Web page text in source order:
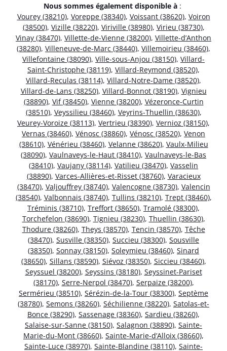
Nous sommes également disponible à :
Vourey (38210), Voreppe (38340), Voissant (38620), Voiron
(38500), Vizille (38220), Viriville (38980), Virieu (38730),
Vinay (38470), Villette-de-Vienne (38200), Villette-d’Anthon
(38280), Villeneuve-de-Marc (38440), Villemoirieu (38460),
Villefontaine (38090), Ville-sous-Anjou (38150), Villard-
Saint-Christophe (38119), Villard-Reymond (38520),
Villard-Reculas (38114), Villard-Notre-Dame (38520),
Villard-de-Lans (38250), Villard-Bonnot (38190), Vignieu
(38890), Vif (38450), Vienne (38200), Vézeronce-Curtin
(38510), Veyssilieu (38460), Veyrins-Thuellin (38630),
Veurey-Voroize (38113), Vertrieu (38390), Vernioz (38150),
Vernas (38460), Vénosc (38860), Vénosc (38520), Venon
(38610), Vénérieu (38460), Velanne (38620), Vaulx-Milieu
(38090), Vaulnaveys-le-Haut (38410), Vaulnaveys-le-Bas
(38410), Vaujany (38114), Vatilieu (38470), Vasselin
(38890), Varces-Allières-et-Risset (38760), Varacieux
(38470), Valjouffrey (38740), Valencogne (38730), Valencin
(38540), Valbonnais (38740), Tullins (38210), Trept (38460),
Tréminis (38710), Treffort (38650), Tramolé (38300),
Torchefelon (38690), Tignieu (38230), Thuellin (38630),
Thodure (38260), Theys (38570), Tencin (38570), Têche
(38470), Susville (38350), Succieu (38300), Sousville
(38350), Sonnay (38150), Soleymieu (38460), Sinard
(38650), Sillans (38590), Siévoz (38350), Siccieu (38460),
Seyssuel (38200), Seyssins (38180), Seyssinet-Pariset
(38170), Serre-Nerpol (38470), Serpaize (38200),
Sermérieu (38510), Sérézin-de-la-Tour (38300), Septème
(38780), Semons (38260), Séchilienne (38220), Satolas-et-
Bonce (38290), Sassenage (38360), Sardieu (38260),
Salaise-sur-Sanne (38150), Salagnon (38890), Sainte-
Marie-du-Mont (38660), Sainte-Marie-d’Alloix (38660),
Sainte-Luce (38970), Sainte-Blandine (38110), Sainte-